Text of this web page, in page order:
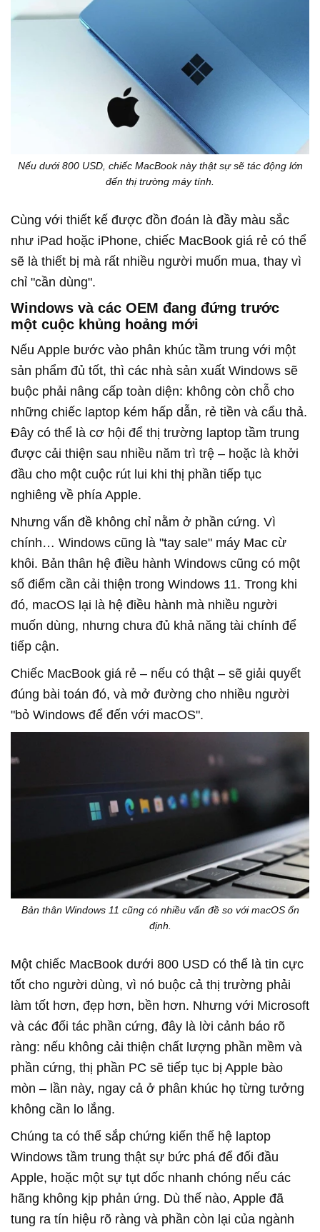
Nếu dưới 800 USD, chiếc MacBook này thật sự sẽ tác động lớn
đến thị trường máy tính.
Cùng với thiết kế được đồn đoán là đầy màu sắc
như iPad hoặc iPhone, chiếc MacBook giá rẻ có thể
sẽ là thiết bị mà rất nhiều người muốn mua, thay vì
chỉ "cần dùng".
Windows và các OEM đang đứng trước
một cuộc khủng hoảng mới
Nếu Apple bước vào phân khúc tầm trung với một
sản phẩm đủ tốt, thì các nhà sản xuất Windows sẽ
buộc phải nâng cấp toàn diện: không còn chỗ cho
những chiếc laptop kém hấp dẫn, rẻ tiền và cẩu thả.
Đây có thể là cơ hội để thị trường laptop tầm trung
được cải thiện sau nhiều năm trì trệ – hoặc là khởi
đầu cho một cuộc rút lui khi thị phần tiếp tục
nghiêng về phía Apple.
Nhưng vấn đề không chỉ nằm ở phần cứng. Vì
chính… Windows cũng là "tay sale" máy Mac cừ
khôi. Bản thân hệ điều hành Windows cũng có một
số điểm cần cải thiện trong Windows 11. Trong khi
đó, macOS lại là hệ điều hành mà nhiều người
muốn dùng, nhưng chưa đủ khả năng tài chính để
tiếp cận.
Chiếc MacBook giá rẻ – nếu có thật – sẽ giải quyết
đúng bài toán đó, và mở đường cho nhiều người
"bỏ Windows để đến với macOS".
Bản thân Windows 11 cũng có nhiều vấn đề so với macOS ổn
định.
Một chiếc MacBook dưới 800 USD có thể là tin cực
tốt cho người dùng, vì nó buộc cả thị trường phải
làm tốt hơn, đẹp hơn, bền hơn. Nhưng với Microsoft
và các đối tác phần cứng, đây là lời cảnh báo rõ
ràng: nếu không cải thiện chất lượng phần mềm và
phần cứng, thị phần PC sẽ tiếp tục bị Apple bào
mòn – lần này, ngay cả ở phân khúc họ từng tưởng
không cần lo lắng.
Chúng ta có thể sắp chứng kiến thế hệ laptop
Windows tầm trung thật sự bức phá để đối đầu
Apple, hoặc một sự tụt dốc nhanh chóng nếu các
hãng không kịp phản ứng. Dù thế nào, Apple đã
tung ra tín hiệu rõ ràng và phần còn lại của ngành